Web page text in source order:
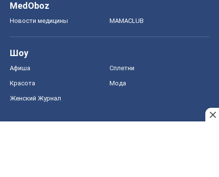
MedOboz
Новости медицины MAMACLUB
Шоу
Афиша Сплетни
Красота Мода
Женский Журнал